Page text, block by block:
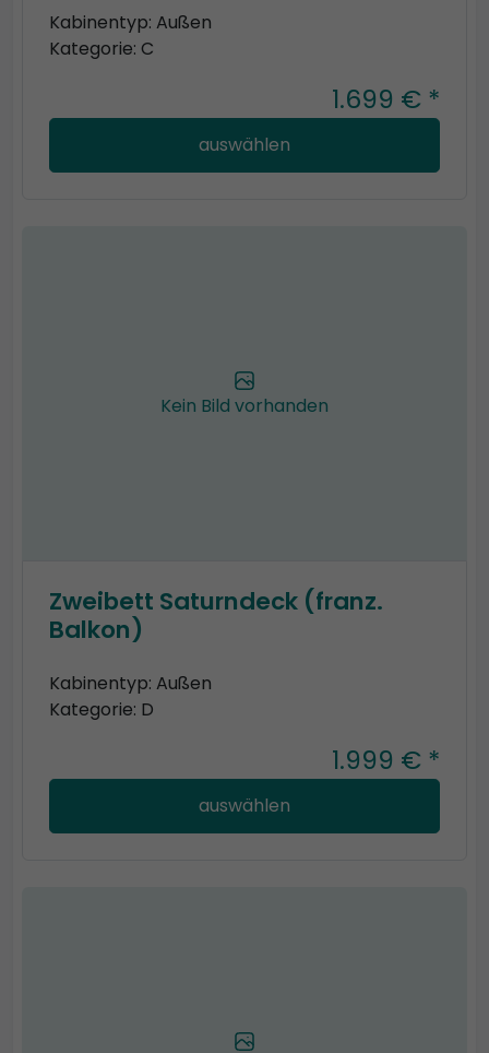
Kabinentyp: Außen
Kategorie: C
1.699 € *
auswählen
Kein Bild vorhanden
Zweibett Saturndeck (franz.
Balkon)
Kabinentyp: Außen
Kategorie: D
1.999 € *
auswählen